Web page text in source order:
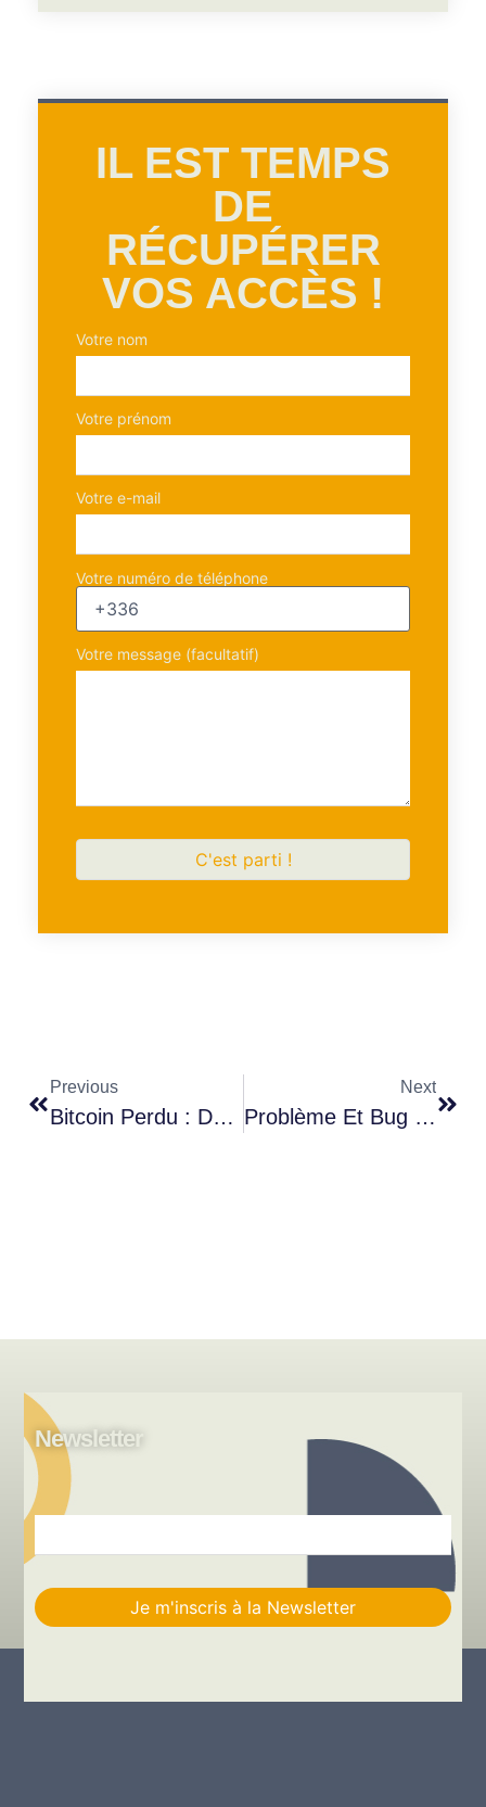
IL EST TEMPS
DE
RÉCUPÉRER
VOS ACCÈS !
Votre nom
Votre prénom
Votre e-mail
Votre numéro de téléphone
Votre message (facultatif)
Previous
Bitcoin Perdu : Des Millions De BTC Bloqués À Jamais Dans La Blockchain
Next
Problème Et Bug MetaMask : Comment Résoudre Les Erreurs Fréquentes (et Récupérer Ses Fonds)
Newsletter